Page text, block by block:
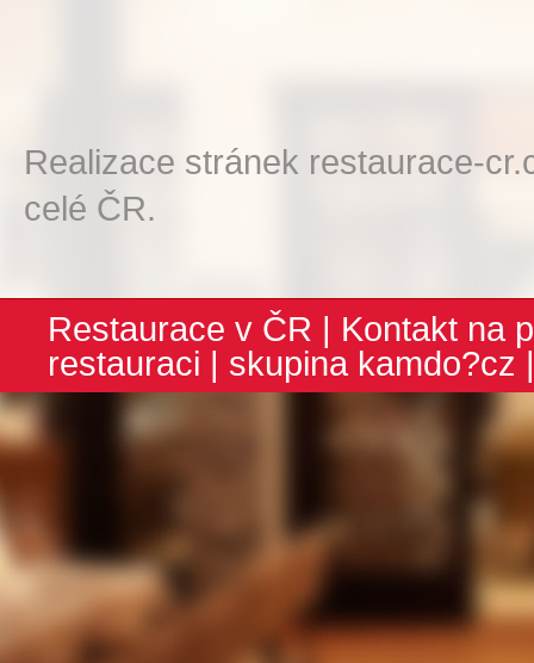
Realizace stránek restaurace-
celé ČR.
Restaurace v ČR | Kontakt na
restauraci | skupina kamdo?cz |